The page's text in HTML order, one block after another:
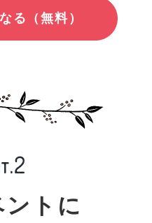
る（無料）
ントに